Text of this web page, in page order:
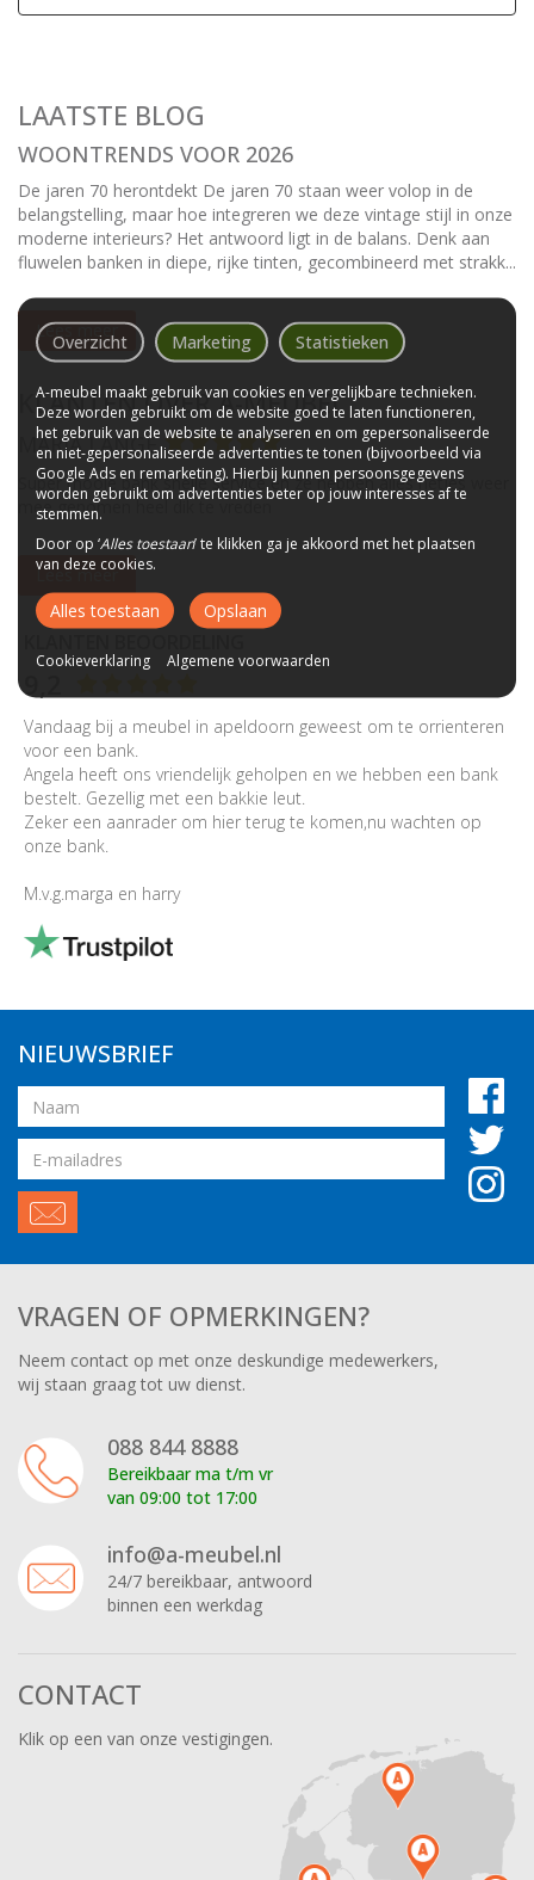
LAATSTE BLOG
WOONTRENDS VOOR 2026
De jaren 70 herontdekt De jaren 70 staan weer volop in de
belangstelling, maar hoe integreren we deze vintage stijl in onze
moderne interieurs? Het antwoord ligt in de balans. Denk aan
fluwelen banken in diepe, rijke tinten, gecombineerd met strakk...
Lees meer
KLANTEN OVER A-MEUBEL
MARIA LANGE
Super mooie bank snelle service en ze hebben alles netjes weer
mee genomen heel dik te vreden
Lees meer
9,2
Vandaag bij a meubel in apeldoorn geweest om te orrienteren
voor een bank.
Angela heeft ons vriendelijk geholpen en we hebben een bank
bestelt. Gezellig met een bakkie leut.
Zeker een aanrader om hier terug te komen,nu wachten op
onze bank.
M.v.g.marga en harry
NIEUWSBRIEF
Naam
Email
adres
VRAGEN OF OPMERKINGEN?
Neem contact op met onze deskundige medewerkers,
wij staan graag tot uw dienst.
088 844 8888
Bereikbaar ma t/m vr
van 09:00 tot 17:00
info@a-meubel.nl
24/7 bereikbaar, antwoord
binnen een werkdag
CONTACT
Klik op een van onze vestigingen.
Overzicht Marketing Statistieken
A-meubel maakt gebruik van cookies en vergelijkbare technieken.
Deze worden gebruikt om de website goed te laten functioneren,
het gebruik van de website te analyseren en om gepersonaliseerde
en niet-gepersonaliseerde advertenties te tonen (bijvoorbeeld via
Google Ads en remarketing). Hierbij kunnen persoonsgegevens
worden gebruikt om advertenties beter op jouw interesses af te
stemmen.
Door op ‘Alles toestaan’ te klikken ga je akkoord met het plaatsen
van deze cookies.
Alles toestaan Opslaan
Cookieverklaring Algemene voorwaarden